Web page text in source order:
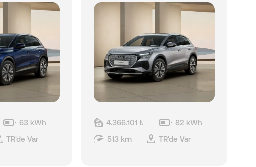
63 kWh
TR'de Var
4.366.101 ₺
82 kWh
513 km
TR'de Var